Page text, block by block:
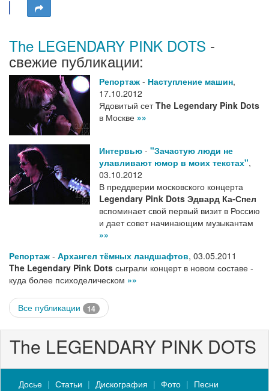
The LEGENDARY PINK DOTS -
свежие публикации:
Репортаж - Наступление машин,
17.10.2012
Ядовитый сетThe Legendary Pink Dots
в Москве »»
Интервью - "Зачастую люди не
улавливают юмор в моих текстах",
03.10.2012
В преддверии московского концерта
Legendary Pink Dots Эдвард Ка-Спел
вспоминает свой первый визит в Россию
и дает совет начинающим музыкантам
»»
Репортаж - Архангел тёмных ландшафтов, 03.05.2011
The Legendary Pink Dots сыграли концерт в новом составе -
куда более психоделическом »»
Все публикации 14
The LEGENDARY PINK DOTS
Досье Статьи Дискография Фото
Песни